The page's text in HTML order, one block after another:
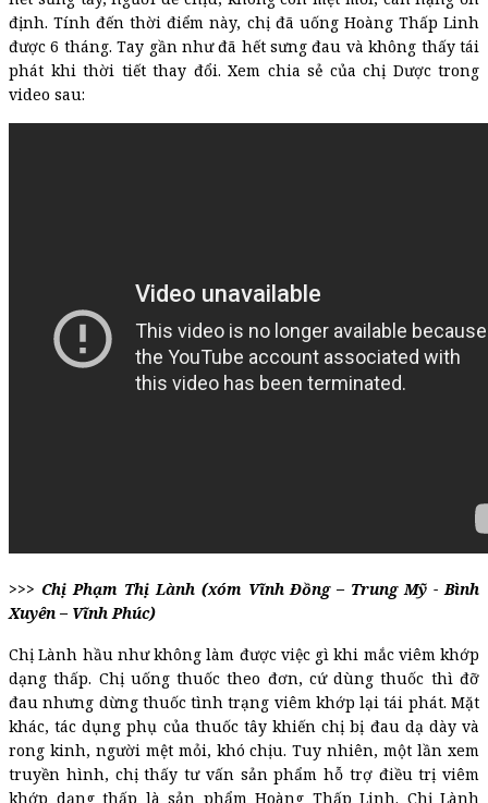
định. Tính đến thời điểm này, chị đã uống Hoàng Thấp Linh
được 6 tháng. Tay gần như đã hết sưng đau và không thấy tái
phát khi thời tiết thay đổi. Xem chia sẻ của chị Dược trong
video sau:
>>> ChịPhạm Thị Lành (xóm Vĩnh Đồng – Trung Mỹ - Bình
Xuyên – Vĩnh Phúc)
Chị Lành hầu như không làm được việc gì khi mắc viêm khớp
dạng thấp. Chị uống thuốc theo đơn, cứ dùng thuốc thì đỡ
đau nhưng dừng thuốc tình trạng viêm khớp lại tái phát. Mặt
khác, tác dụng phụ của thuốc tây khiến chị bị đau dạ dày và
rong kinh, người mệt mỏi, khó chịu. Tuy nhiên, một lần xem
truyền hình, chị thấy tư vấn sản phẩm hỗ trợ điều trị viêm
khớp dạng thấp là sản phẩm Hoàng Thấp Linh. Chị Lành